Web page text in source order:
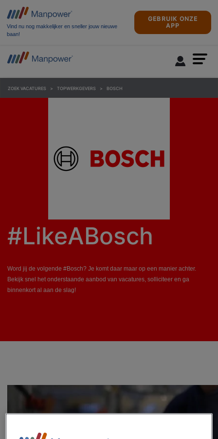
Vind nu nog makkelijker en sneller jouw nieuwe
baan!
GEBRUIK ONZE
APP
ZOEK VACATURES TOPWERKGEVERS BOSCH
#LikeABosch
​Word jij de volgende #Bosch? Je komt daar maar op een manier achter.
Bekijk snel het onderstaande aanbod van vacatures, solliciteer en ga
binnenkort al aan de slag!